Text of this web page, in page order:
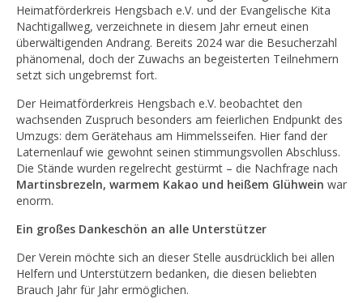
Heimatförderkreis Hengsbach e.V. und der Evangelische Kita
Nachtigallweg, verzeichnete in diesem Jahr erneut einen
überwältigenden Andrang. Bereits 2024 war die Besucherzahl
phänomenal, doch der Zuwachs an begeisterten Teilnehmern
setzt sich ungebremst fort.
Der Heimatförderkreis Hengsbach e.V. beobachtet den
wachsenden Zuspruch besonders am feierlichen Endpunkt des
Umzugs: dem Gerätehaus am Himmelsseifen. Hier fand der
Laternenlauf wie gewohnt seinen stimmungsvollen Abschluss.
Die Stände wurden regelrecht gestürmt – die Nachfrage nach
Martinsbrezeln, warmem Kakao und heißem Glühwein war
enorm.
Ein großes Dankeschön an alle Unterstützer
Der Verein möchte sich an dieser Stelle ausdrücklich bei allen
Helfern und Unterstützern bedanken, die diesen beliebten
Brauch Jahr für Jahr ermöglichen.